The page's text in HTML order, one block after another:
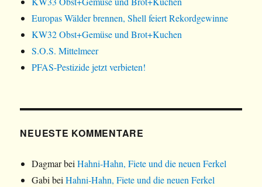
Europas Wälder brennen, Shell feiert Rekordgewinne
KW32 Obst+Gemüse und Brot+Kuchen
S.O.S. Mittelmeer
PFAS-Pestizide jetzt verbieten!
NEUESTE KOMMENTARE
DagmarbeiHahni-Hahn, Fiete und die neuen Ferkel
Gabi beiHahni-Hahn, Fiete und die neuen Ferkel